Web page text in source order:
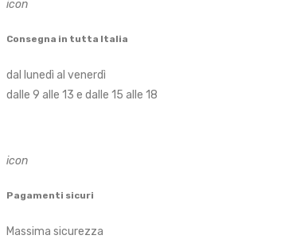
icon
Consegna in tutta Italia
dal lunedì al venerdì
dalle 9 alle 13 e dalle 15 alle 18
icon
Pagamenti sicuri
Massima sicurezza